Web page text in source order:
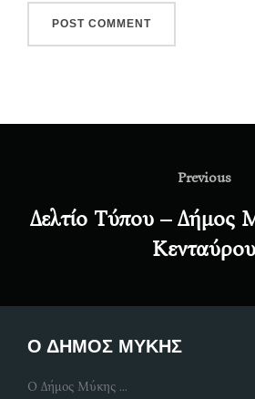
Previous
Previous
Δελτίο Τύπου –
Κενταύρου
Ο ΔΗΜΟΣ ΜΥΚΗΣ
Ο Δήμος Μύκης ...